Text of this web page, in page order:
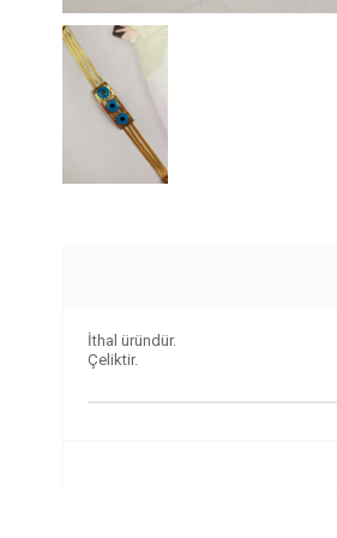
İthal üründür.
Çeliktir.